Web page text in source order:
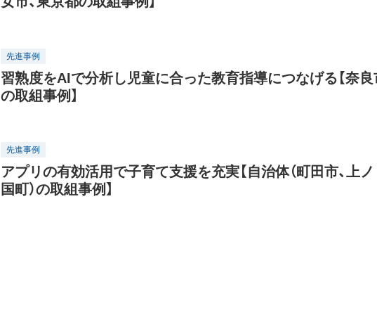
先進事例
習熟度をAIで分析し児童に合った教育指導につなげる【奈良
の取組事例】
先進事例
アプリの有効活用で子育て支援を充実【自治体（町田市、上ノ
国町）の取組事例】